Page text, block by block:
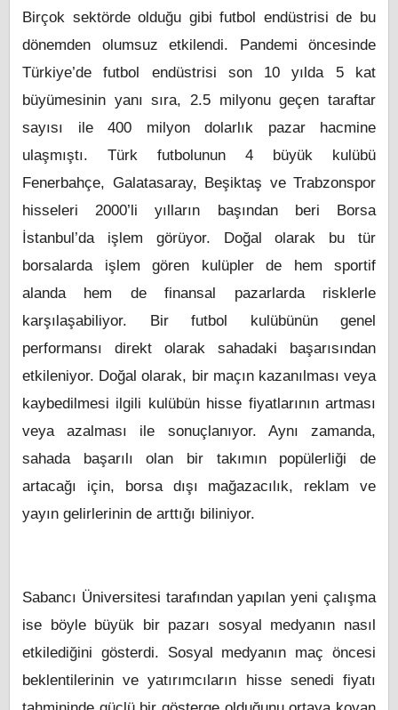
Birçok sektörde olduğu gibi futbol endüstrisi de bu
dönemden olumsuz etkilendi. Pandemi öncesinde
Türkiye’de futbol endüstrisi son 10 yılda 5 kat
büyümesinin yanı sıra, 2.5 milyonu geçen taraftar
sayısı ile 400 milyon dolarlık pazar hacmine
ulaşmıştı. Türk futbolunun 4 büyük kulübü
Fenerbahçe, Galatasaray, Beşiktaş ve Trabzonspor
hisseleri 2000’li yılların başından beri Borsa
İstanbul’da işlem görüyor. Doğal olarak bu tür
borsalarda işlem gören kulüpler de hem sportif
alanda hem de finansal pazarlarda risklerle
karşılaşabiliyor. Bir futbol kulübünün genel
performansı direkt olarak sahadaki başarısından
etkileniyor. Doğal olarak, bir maçın kazanılması veya
kaybedilmesi ilgili kulübün hisse fiyatlarının artması
veya azalması ile sonuçlanıyor. Aynı zamanda,
sahada başarılı olan bir takımın popülerliği de
artacağı için, borsa dışı mağazacılık, reklam ve
yayın gelirlerinin de arttığı biliniyor.
Sabancı Üniversitesi tarafından yapılan yeni çalışma
ise böyle büyük bir pazarı sosyal medyanın nasıl
etkilediğini gösterdi. Sosyal medyanın maç öncesi
beklentilerinin ve yatırımcıların hisse senedi fiyatı